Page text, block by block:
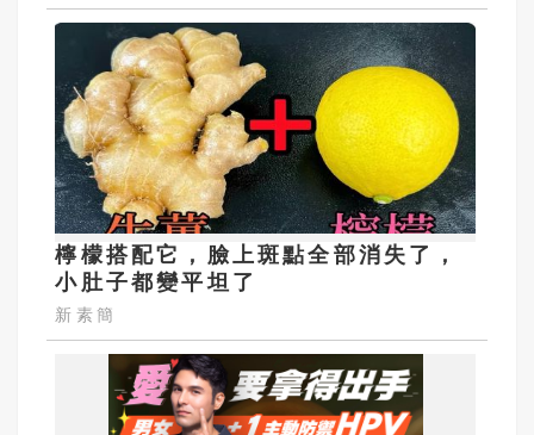
檸檬搭配它，臉上斑點全部消失了，
小肚子都變平坦了
新素簡